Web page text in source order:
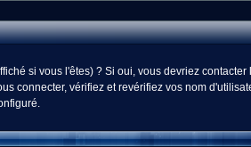
si vous l'êtes) ? Si oui, vous devriez contacter
connecter, vérifiez et revérifiez vos nom